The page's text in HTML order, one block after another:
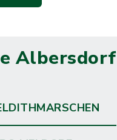
Albersdorf